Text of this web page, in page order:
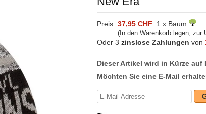
Preis: 37,95 CHF 1 x Baum
(In den Warenkorb legen, zur
Oder 3 zinslose Zahlungen von
Dieser Artikel wird in Kürze auf
Möchten Sie eine E-Mail